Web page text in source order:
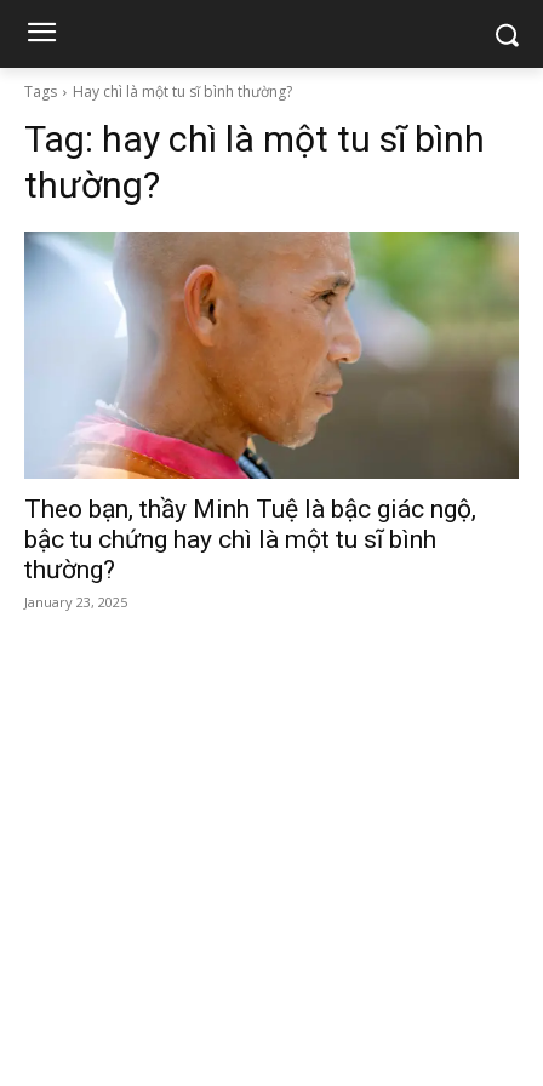
Tags Hay chì là một tu sĩ bình thường?
Tag: hay chì là một tu sĩ bình
thường?
Theo bạn, thầy Minh Tuệ là bậc giác ngộ,
bậc tu chứng hay chì là một tu sĩ bình
thường?
January 23, 2025